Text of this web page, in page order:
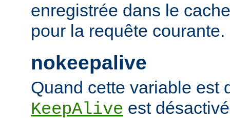
enregistrée dans le
pour la requête courante.
nokeepalive
Quand cette variable est
KeepAlive est